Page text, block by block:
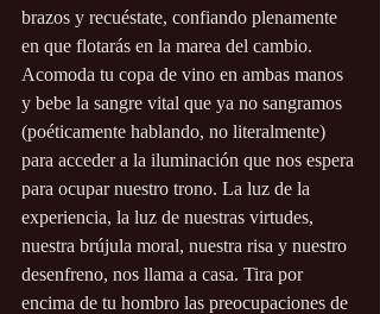
brazos y recuéstate, confiando plenamente
en que flotarás en la marea del cambio.
Acomoda tu copa de vino en ambas manos
y bebe la sangre vital que ya no sangramos
(poéticamente hablando, no literalmente)
para acceder a la iluminación que nos espera
para ocupar nuestro trono. La luz de la
experiencia, la luz de nuestras virtudes,
nuestra brújula moral, nuestra risa y nuestro
desenfreno, nos llama a casa. Tira por
encima de tu hombro las preocupaciones de